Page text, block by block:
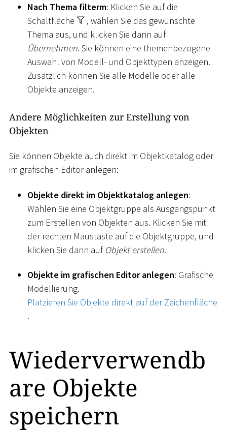
Nach Thema filterm: Klicken Sie auf die
Schaltfläche
, wählen Sie das gewünschte
Thema aus, und klicken Sie dann auf
Übernehmen. Sie können eine themenbezogene
Auswahl von Modell- und Objekttypen anzeigen.
Zusätzlich können Sie alle Modelle oder alle
Objekte anzeigen.
Andere Möglichkeiten zur Erstellung von
Objekten
Sie können Objekte auch direkt im Objektkatalog oder
im grafischen Editor anlegen:
Objekte direkt im Objektkatalog anlegen:
Wählen Sie eine Objektgruppe als Ausgangspunkt
zum Erstellen von Objekten aus. Klicken Sie mit
der rechten Maustaste auf die Objektgruppe, und
klicken Sie dann auf Objekt erstellen.
Objekte im grafischen Editor anlegen: Grafische
Modellierung.
Platzieren Sie Objekte direkt auf der Zeichenfläche
.
Wiederverwendb
are Objekte
speichern